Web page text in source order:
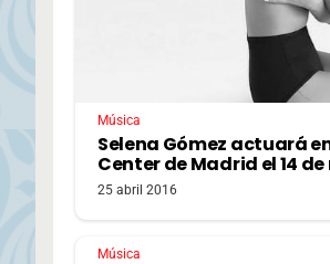
Música
Selena Gómez actuará
Center de Madrid el 14
25 abril 2016
Música